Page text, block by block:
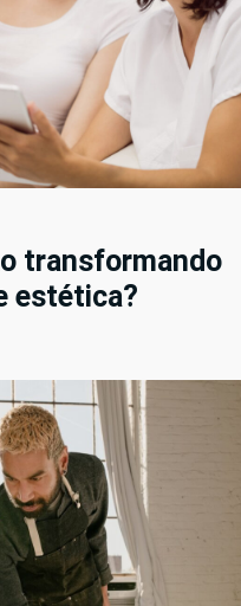
transformando
estética?